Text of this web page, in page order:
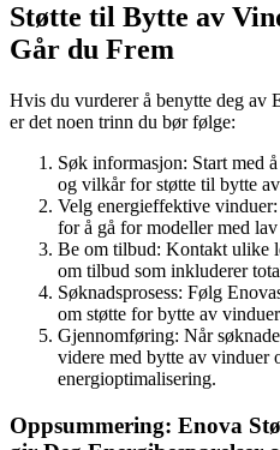
Støtte til Bytte av
Går du Frem
Hvis du vurderer å benytte deg av
er det noen trinn du bør følge:
Søk informasjon: Start med
og vilkår for støtte til bytte
Velg energieffektive
for å gå for modeller med
Be om tilbud: Kontakt ulike
om tilbud som inkluderer
Søknadsprosess: Følg
om støtte for bytte av
Gjennomføring: Når
videre med bytte av vinduer
energioptimalisering.
Oppsummering: Enova